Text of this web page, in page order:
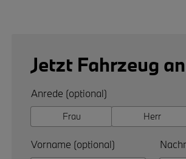
Jetzt Fahrzeug
Anrede (optional)
Frau Herr
Vorname (optional)